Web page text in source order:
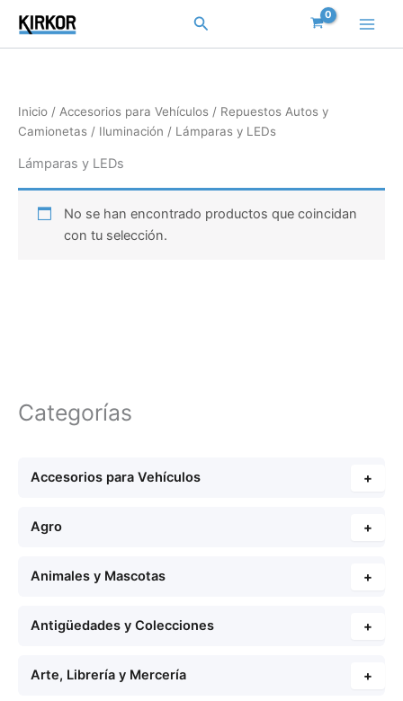
contenido
Buscar
Categorías
Accesorios para Vehículos +
Agro +
Animales y Mascotas +
Antigüedades y Colecciones +
Arte, Librería y Mercería +
Inicio / Accesorios para Vehículos / Repuestos Autos y
Camionetas / Iluminación / Lámparas y LEDs
Lámparas y LEDs
No se han encontrado productos que coincidan
con tu selección.